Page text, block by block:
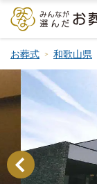
お葬式 和歌山県